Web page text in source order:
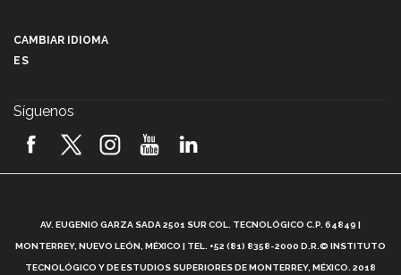
2026! (video)
¿Cómo es el Modelo Educativo Tec? (video)
CAMBIAR IDIOMA
ES
Síguenos
AV. EUGENIO GARZA SADA 2501 SUR COL. TECNOLÓGICO C.P. 64849 |
MONTERREY, NUEVO LEÓN, MÉXICO | TEL. +52 (81) 8358-2000 D.R.© INSTITUTO
TECNOLÓGICO Y DE ESTUDIOS SUPERIORES DE MONTERREY, MÉXICO. 2018